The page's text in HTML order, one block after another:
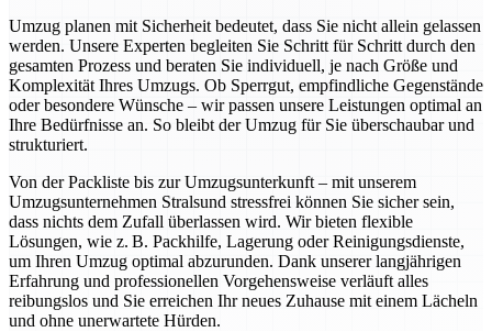
Umzug planen mit Sicherheit bedeutet, dass Sie nicht allein gelassen
werden. Unsere Experten begleiten Sie Schritt für Schritt durch den
gesamten Prozess und beraten Sie individuell, je nach Größe und
Komplexität Ihres Umzugs. Ob Sperrgut, empfindliche Gegenstände
oder besondere Wünsche – wir passen unsere Leistungen optimal an
Ihre Bedürfnisse an. So bleibt der Umzug für Sie überschaubar und
strukturiert.
Von der Packliste bis zur Umzugsunterkunft – mit unserem
Umzugsunternehmen Stralsund stressfrei können Sie sicher sein,
dass nichts dem Zufall überlassen wird. Wir bieten flexible
Lösungen, wie z. B. Packhilfe, Lagerung oder Reinigungsdienste,
um Ihren Umzug optimal abzurunden. Dank unserer langjährigen
Erfahrung und professionellen Vorgehensweise verläuft alles
reibungslos und Sie erreichen Ihr neues Zuhause mit einem Lächeln
und ohne unerwartete Hürden.